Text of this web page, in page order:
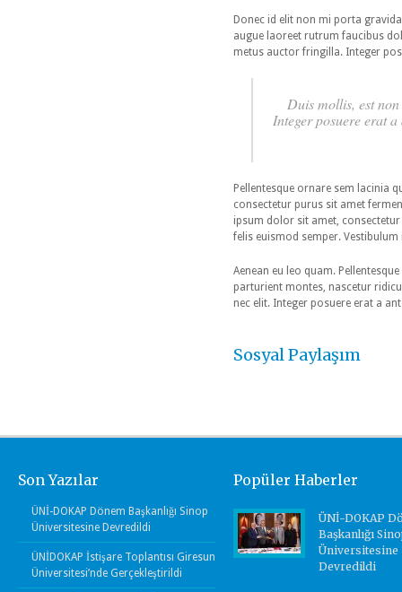
Donec id elit non mi porta
augue laoreet rutrum faucibus
metus auctor fringilla. Integer
Duis mollis, est
Integer posuere erat
Pellentesque ornare sem lacinia
consectetur purus sit amet
ipsum dolor sit amet,
felis euismod semper.
Aenean eu leo quam.
parturient montes, nascetur
nec elit. Integer posuere erat a
Sosyal Paylaşım
Son Yazılar
ÜNİ-DOKAP Dönem Başkanlığı Sinop
Üniversitesine Devredildi
ÜNİDOKAP İstişare Toplantısı Giresun
Üniversitesi’nde Gerçekleştirildi
Popüler Haberler
ÜNİ-DOKAP
Başkanlığı
Üniversitesine
Devredildi